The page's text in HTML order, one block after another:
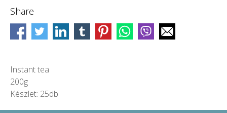
Share
Instant tea
200g
Készlet: 25db